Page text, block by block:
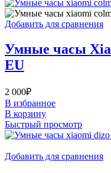
Добавить для сравнения
Умные часы
EU
2 000₽
В избранное
В корзину
Быстрый просмотр
Добавить для сравнения